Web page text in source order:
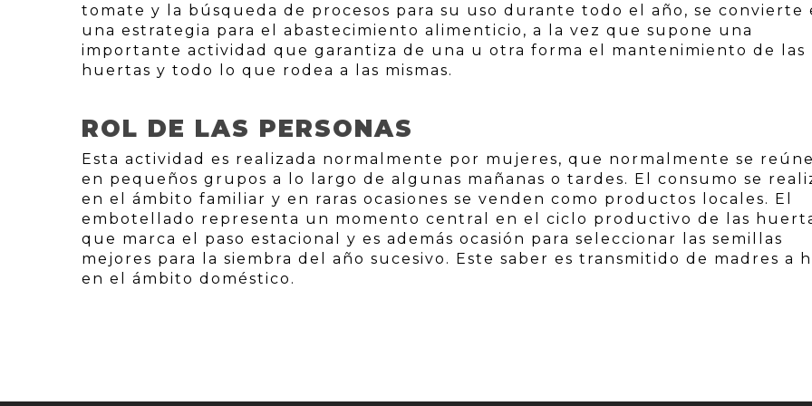
tomate y la búsqueda de procesos para su uso durante todo el año, se convierte
una estrategia para el abastecimiento alimenticio, a la vez que supone una
importante actividad que garantiza de una u otra forma el mantenimiento de las
huertas y todo lo que rodea a las mismas.
ROL DE LAS PERSONAS
Esta actividad es realizada normalmente por mujeres, que normalmente se
en pequeños grupos a lo largo de algunas mañanas o tardes. El consumo se
en el ámbito familiar y en raras ocasiones se venden como productos locales. El
embotellado representa un momento central en el ciclo productivo de las
que marca el paso estacional y es además ocasión para seleccionar las semillas
mejores para la siembra del año sucesivo. Este saber es transmitido de madres a
en el ámbito doméstico.